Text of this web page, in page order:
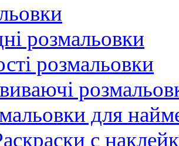
розмальовки
розмальовки
для
с